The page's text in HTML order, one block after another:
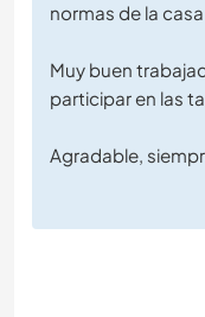
normas de la
Muy buen
participar en las
Agradable,